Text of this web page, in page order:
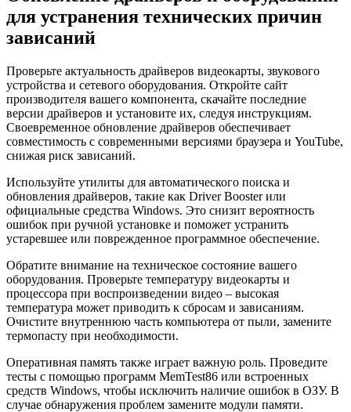
для устранения технических причин
зависаний
Проверьте актуальность драйверов видеокарты, звукового
устройства и сетевого оборудования. Откройте сайт
производителя вашего компонента, скачайте последние
версии драйверов и установите их, следуя инструкциям.
Своевременное обновление драйверов обеспечивает
совместимость с современными версиями браузера и YouTube,
снижая риск зависаний.
Используйте утилиты для автоматического поиска и
обновления драйверов, такие как Driver Booster или
официальные средства Windows. Это снизит вероятность
ошибок при ручной установке и поможет устранить
устаревшее или поврежденное программное обеспечение.
Обратите внимание на техническое состояние вашего
оборудования. Проверьте температуру видеокарты и
процессора при воспроизведении видео – высокая
температура может приводить к сбросам и зависаниям.
Очистите внутреннюю часть компьютера от пыли, замените
термопасту при необходимости.
Оперативная память также играет важную роль. Проведите
тесты с помощью программ MemTest86 или встроенных
средств Windows, чтобы исключить наличие ошибок в ОЗУ. В
случае обнаружения проблем замените модули памяти.